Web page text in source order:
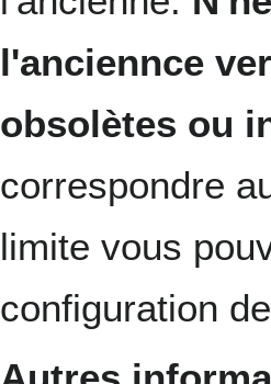
l'anciennce
obsolètes ou
correspondre
limite vous
configuration